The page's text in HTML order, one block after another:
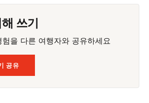
쓰기
을 다른 여행자와 공유하세요
공유